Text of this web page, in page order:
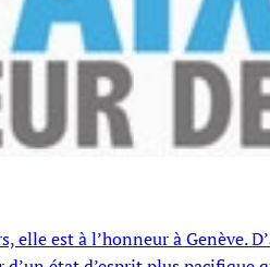
est à l’honneur à Genève.